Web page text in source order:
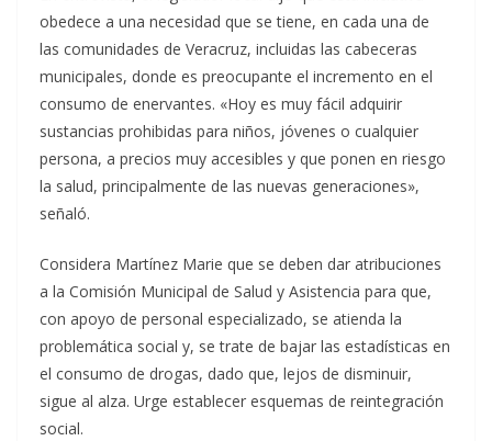
obedece a una necesidad que se tiene, en cada una de
las comunidades de Veracruz, incluidas las cabeceras
municipales, donde es preocupante el incremento en el
consumo de enervantes. «Hoy es muy fácil adquirir
sustancias prohibidas para niños, jóvenes o cualquier
persona, a precios muy accesibles y que ponen en riesgo
la salud, principalmente de las nuevas generaciones»,
señaló.
Considera Martínez Marie que se deben dar atribuciones
a la Comisión Municipal de Salud y Asistencia para que,
con apoyo de personal especializado, se atienda la
problemática social y, se trate de bajar las estadísticas en
el consumo de drogas, dado que, lejos de disminuir,
sigue al alza. Urge establecer esquemas de reintegración
social.